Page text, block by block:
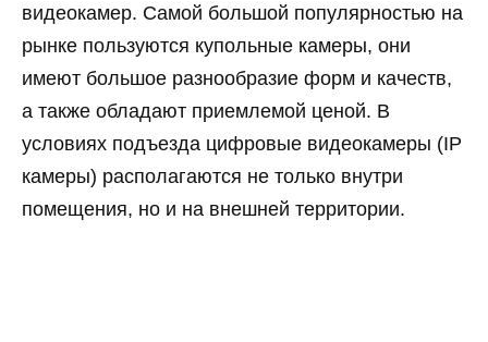
видеокамер. Самой большой популярностью на
рынке пользуются купольные камеры, они
имеют большое разнообразие форм и качеств,
а также обладают приемлемой ценой. В
условиях подъезда цифровые видеокамеры (IP
камеры) располагаются не только внутри
помещения, но и на внешней территории.